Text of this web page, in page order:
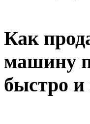
Как
машину
быстро